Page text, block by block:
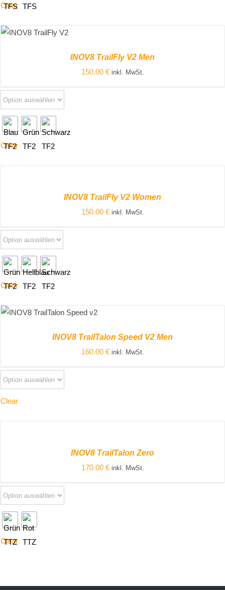
Clear
INOV8 TrailFly V2 Men
150.00 € inkl. MwSt.
Clear
INOV8 TrailFly V2 Women
150.00 € inkl. MwSt.
Clear
DETAILSINOV8 TrailTalon Speed V2 Men
160.00 € inkl. MwSt.
Clear
INOV8 TrailTalon Zero
170.00 € inkl. MwSt.
Clear